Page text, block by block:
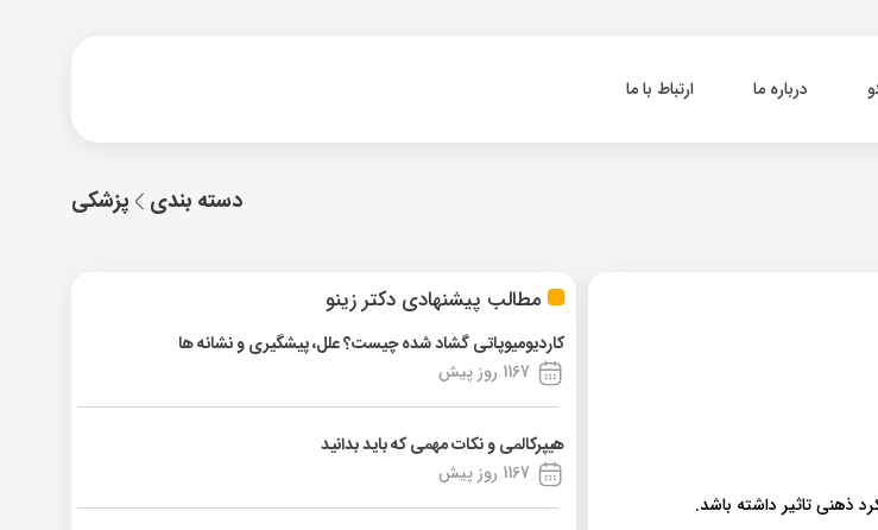
درباره ما ارتباط با ما
پزشکی دسته بندی
مطالب پیشنهادی دکتر زینو
کاردیومیوپاتی گشاد شده چیست؟ علل، پیشگیری و نشانه ها
1167 روز پیش
هیپرکالمی و نکات مهمی که باید بدانید
1167 روز پیش
ذهنی تاثیر داشته باشد.